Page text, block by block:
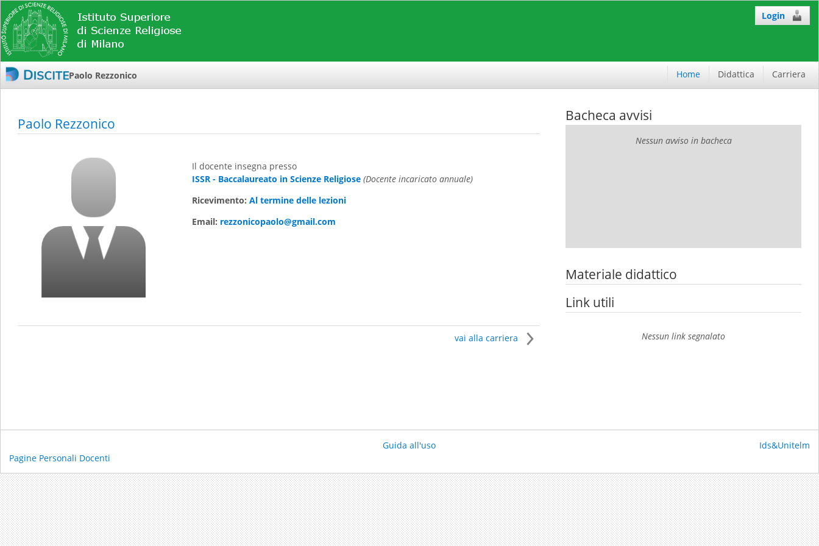
Login
Paolo Rezzonico Home Didattica Carriera
Paolo Rezzonico
Il docente insegna presso
ISSR - Baccalaureato in Scienze Religiose (Docente incaricato annuale)
Ricevimento: Al termine delle lezioni
Email: rezzonicopaolo@gmail.com
vai alla carriera
Bacheca avvisi
Nessun avviso in bacheca
Materiale didattico
Link utili
Nessun link segnalato
Pagine Personali Docenti
Guida all'uso Ids&Unitelm